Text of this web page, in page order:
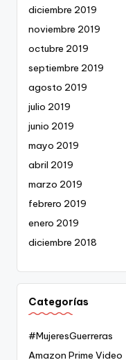
diciembre 2019
noviembre 2019
octubre 2019
septiembre 2019
agosto 2019
julio 2019
junio 2019
mayo 2019
abril 2019
marzo 2019
febrero 2019
enero 2019
diciembre 2018
Categorías
#MujeresGuerreras
Amazon Prime Video